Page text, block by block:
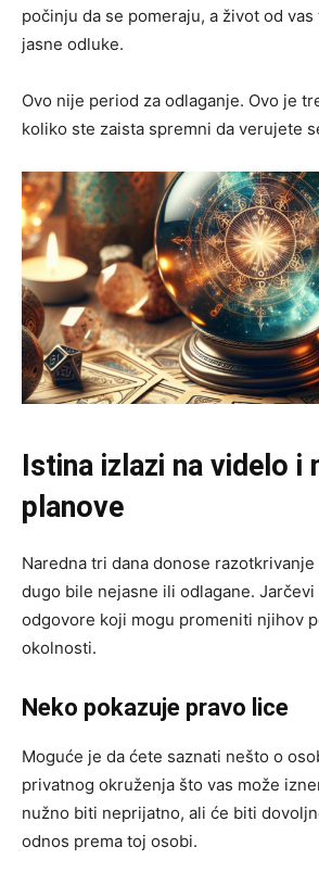
počinju da se pomeraju, a život od
jasne odluke.
Ovo nije period za odlaganje. Ovo je
koliko ste zaista spremni da verujete
Istina izlazi na videlo i
planove
Naredna tri dana donose
dugo bile nejasne ili odlagane.
odgovore koji mogu promeniti njihov
okolnosti.
Neko pokazuje pravo lice
Moguće je da ćete saznati nešto o
privatnog okruženja što vas može
nužno biti neprijatno, ali će biti
odnos prema toj osobi.